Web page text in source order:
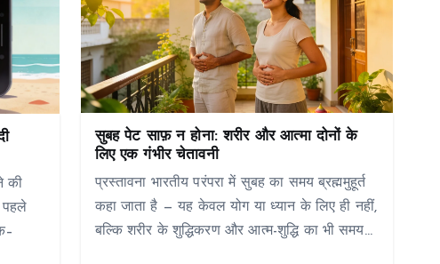
की
पहले
सुबह पेट साफ़ न होना: शरीर और आत्मा दोनों के
लिए एक गंभीर चेतावनी
प्रस्तावना भारतीय परंपरा में सुबह का समय ब्रह्ममुहूर्त
कहा जाता है — यह केवल योग या ध्यान के लिए ही नहीं,
बल्कि शरीर के शुद्धिकरण और आत्म-शुद्धि का भी समय…